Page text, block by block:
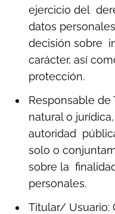
ejercicio del
datos
decisión sobre
carácter, así
protección.
Responsable de
natural o
autoridad
solo o
sobre la
personales.
Titular/ Usuario: